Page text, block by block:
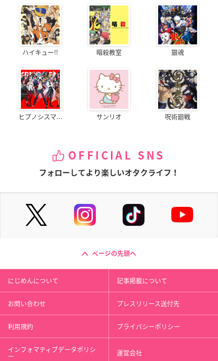
ハイキュー!! 暗殺教室 銀魂
ヒプノシスマ... サンリオ 呪術廻戦
OFFICIAL SNS
フォローしてより楽しいオタクライフ！
ページの先頭へ
にじめんについて 記事掲載について
お問い合わせ プレスリリース送付先
利用規約 プライバシーポリシー
インフォマティブデータポリシ
ー 運営会社